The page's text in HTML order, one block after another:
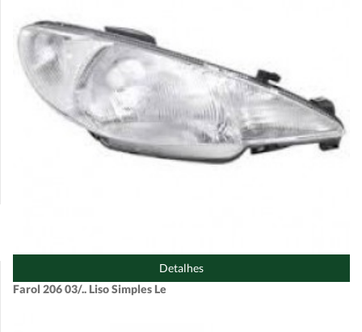
Detalhes
Farol 206 03/.. Liso Simples Le